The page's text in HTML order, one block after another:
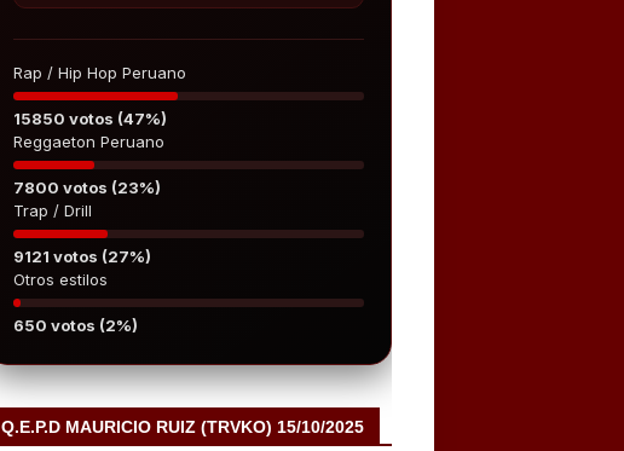
Rap / Hip Hop Peruano
15850 votos (47%)
Reggaeton Peruano
7800 votos (23%)
Trap / Drill
9121 votos (27%)
Otros estilos
650 votos (2%)
Q.E.P.D MAURICIO RUIZ (TRVKO) 15/10/2025